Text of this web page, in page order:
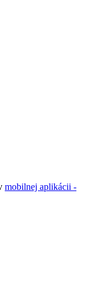
mobilnej aplikácii -